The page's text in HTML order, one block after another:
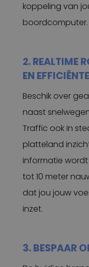
koppeling van
boordcomputer.
2. REALTIME
EN
Beschik over
naast
Traffic ook in
platteland inzicht
informatie wordt
tot 10 meter
dat jou jouw
inzet.
3. BESPAAR